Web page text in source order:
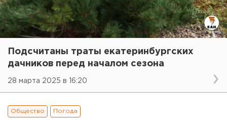
Подсчитаны траты екатеринбургских
дачников перед началом сезона
28 марта 2025 в 16:20
Общество Погода